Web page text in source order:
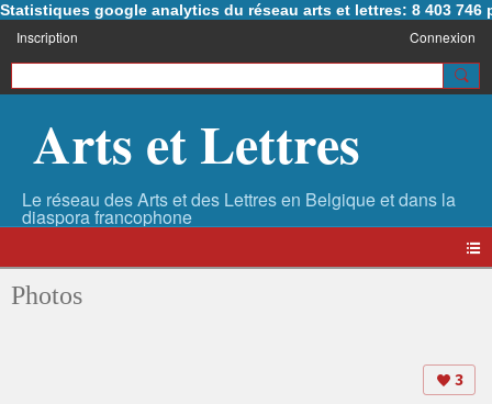
Statistiques google analytics du réseau arts et lettres: 8 403 746
Inscription Connexion
Arts et Lettres
Photos
3